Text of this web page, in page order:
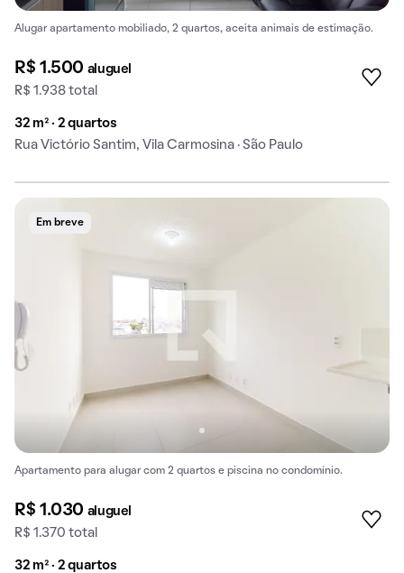
Alugar apartamento mobiliado, 2 quartos, aceita animais de estimação.
R$ 1.500 aluguel
R$ 1.938 total
32 m² · 2 quartos
Rua Victório Santim, Vila Carmosina · São Paulo
Em breve
Apartamento para alugar com 2 quartos e piscina no condomínio.
R$ 1.030 aluguel
R$ 1.370 total
32 m² · 2 quartos